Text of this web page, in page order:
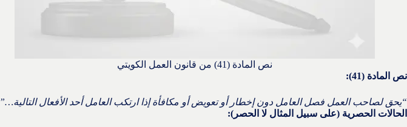
نص المادة (41) من قانون العمل الكويتي
نص المادة (41):
“يحق لصاحب العمل فصل العامل دون إخطار أو تعويض أو مكافأة إذا ارتكب العامل أحد الأفعال التالية…”
الحالات الحصرية (على سبيل المثال لا الحصر):